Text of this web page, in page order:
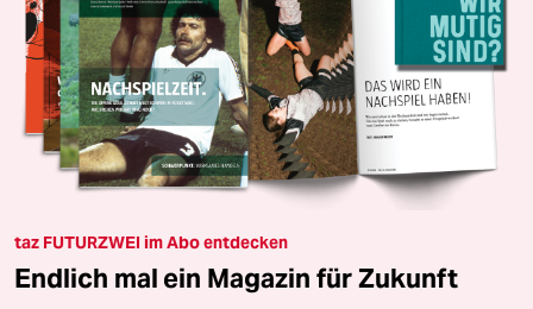
taz FUTURZWEI im Abo entdecken
Endlich mal ein Magazin für Zukunft